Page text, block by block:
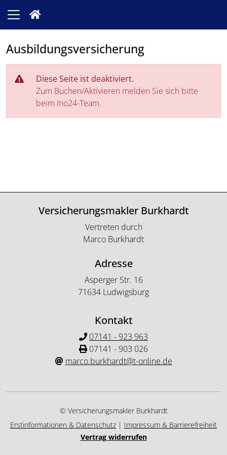
Ausbildungsversicherung
Diese Seite ist deaktiviert.
Zum Buchen/Aktivieren melden Sie sich bitte
beim Ino24-Team.
Versicherungsmakler Burkhardt
Vertreten durch
Marco Burkhardt
Adresse
Asperger Str. 16
71634 Ludwigsburg
Kontakt
07141 - 923 963
07141 - 903 026
marco.burkhardt@t-online.de
© Versicherungsmakler Burkhardt
Erstinformationen & Datenschutz | Impressum & Barrierefreiheit
Vertrag widerrufen